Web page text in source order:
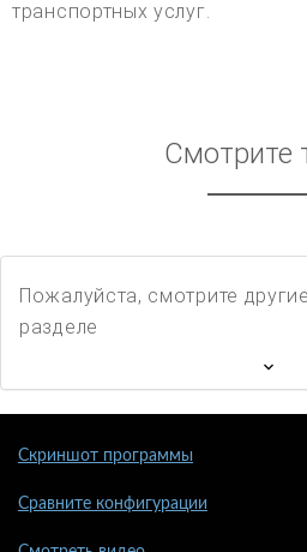
транспортных услуг.
Смотрите
Пожалуйста, смотрите
разделе
Скриншот программы
Сравните конфигурации